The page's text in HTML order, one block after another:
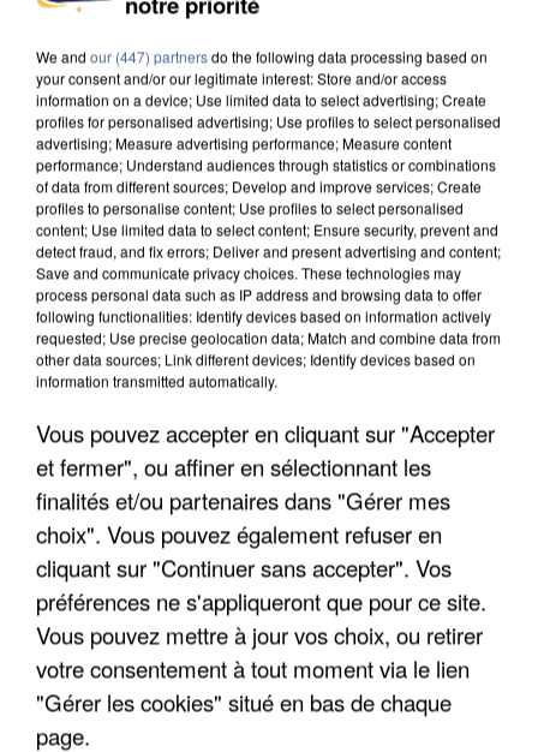
DE SOLIDARITÉ AVEC LES...
APRÈS TOUTES CES CANICULES, LES REFUGES
DE FAUNE SAUVAGE SONT...
We and our (447) partnersdo the following data processing based on
your consent and/or our legitimate interest: Store and/or access
information on a device; Use limited data to select advertising; Create
profiles for personalised advertising; Use profiles to select personalised
advertising; Measure advertising performance; Measure content
performance; Understand audiences through statistics or combinations
of data from different sources; Develop and improve services; Create
profiles to personalise content; Use profiles to select personalised
content; Use limited data to select content; Ensure security, prevent and
detect fraud, and fix errors; Deliver and present advertising and content;
Save and communicate privacy choices. These technologies may
process personal data such as IP address and browsing data to offer
following functionalities: Identify devices based on information actively
requested; Use precise geolocation data; Match and combine data from
other data sources; Link different devices; Identify devices based on
information transmitted automatically.
Vous pouvez accepter en cliquant sur "Accepter
et fermer", ou affiner en sélectionnant les
finalités et/ou partenaires dans "Gérer mes
choix". Vous pouvez également refuser en
cliquant sur "Continuer sans accepter". Vos
préférences ne s'appliqueront que pour ce site.
Vous pouvez mettre à jour vos choix, ou retirer
votre consentement à tout moment via le lien
"Gérer les cookies" situé en bas de chaque
page.